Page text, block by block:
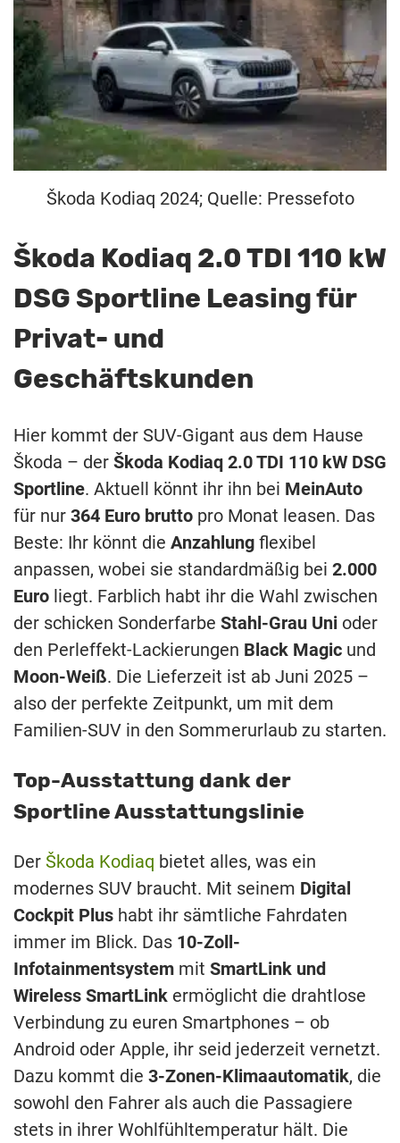
Škoda Kodiaq 2024; Quelle: Pressefoto
Škoda Kodiaq 2.0 TDI 110 kW
DSG Sportline Leasing für
Privat- und
Geschäftskunden
Hier kommt der SUV-Gigant aus dem Hause
Škoda – der Škoda Kodiaq 2.0 TDI 110 kW DSG
Sportline. Aktuell könnt ihr ihn bei MeinAuto
für nur 364 Euro brutto pro Monat leasen. Das
Beste: Ihr könnt die Anzahlung flexibel
anpassen, wobei sie standardmäßig bei 2.000
Euro liegt. Farblich habt ihr die Wahl zwischen
der schicken Sonderfarbe Stahl-Grau Uni oder
den Perleffekt-Lackierungen Black Magic und
Moon-Weiß. Die Lieferzeit ist ab Juni 2025 –
also der perfekte Zeitpunkt, um mit dem
Familien-SUV in den Sommerurlaub zu starten.
Top-Ausstattung dank der
Sportline Ausstattungslinie
Der Škoda Kodiaq bietet alles, was ein
modernes SUV braucht. Mit seinem Digital
Cockpit Plus habt ihr sämtliche Fahrdaten
immer im Blick. Das 10-Zoll-
Infotainmentsystem mit SmartLink und
Wireless SmartLink ermöglicht die drahtlose
Verbindung zu euren Smartphones – ob
Android oder Apple, ihr seid jederzeit vernetzt.
Dazu kommt die 3-Zonen-Klimaautomatik, die
sowohl den Fahrer als auch die Passagiere
stets in ihrer Wohlfühltemperatur hält. Die